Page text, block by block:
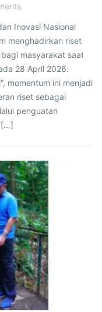
Inovasi Nasional
menghadirkan riset
masyarakat saat
28 April 2026.
momentum ini menjadi
riset sebagai
penguatan
[…]